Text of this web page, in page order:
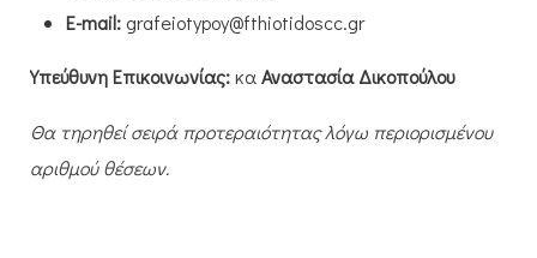
E-mail: grafeiotypoy@fthiotidoscc.gr
Υπεύθυνη Επικοινωνίας:καΑναστασία Δικοπούλου
Θα τηρηθεί σειρά προτεραιότητας λόγω περιορισμένου
αριθμού θέσεων.